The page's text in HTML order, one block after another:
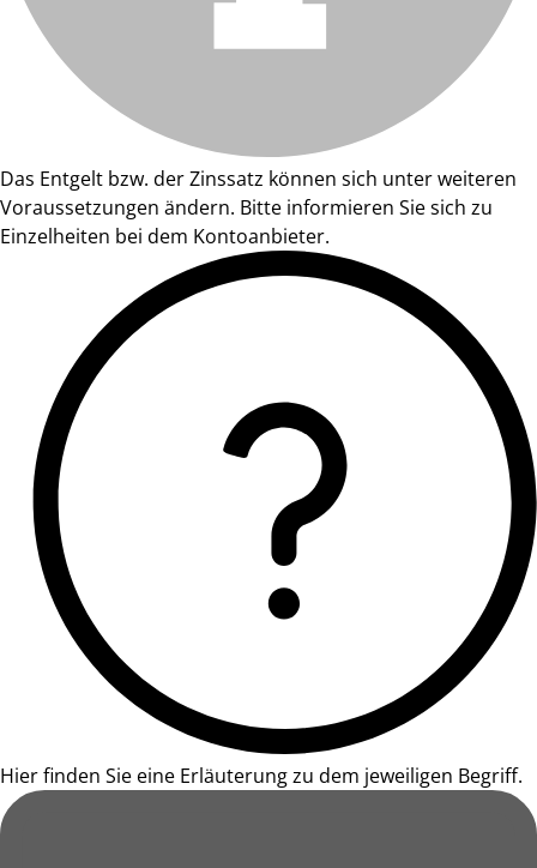
Das Entgelt bzw. der Zinssatz können sich unter weiteren
Voraussetzungen ändern. Bitte informieren Sie sich zu
Einzelheiten bei dem Kontoanbieter.
Hier finden Sie eine Erläuterung zu dem jeweiligen Begriff.